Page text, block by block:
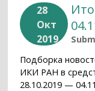
28
Окт
2019
Подборка
ИКИ РАН в
28.10.2019 —